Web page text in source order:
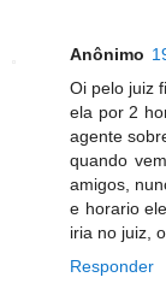
Anônimo
Oi pelo juiz
ela por 2
agente
quando
amigos,
e horario
iria no juiz,
Responder